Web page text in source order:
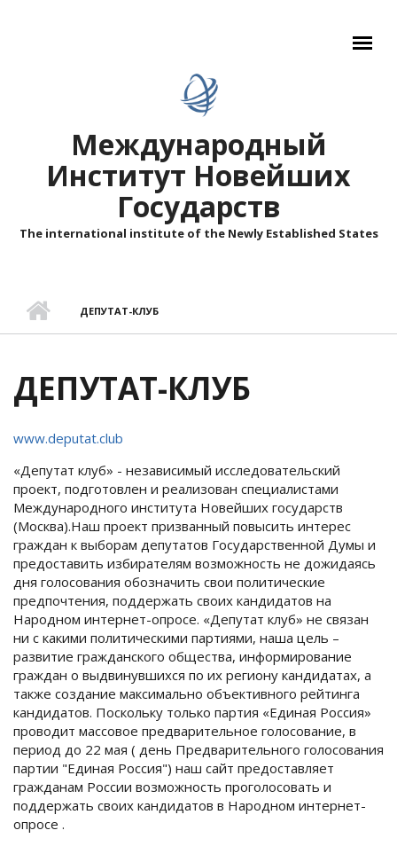
Международный
Институт Новейших
Государств
The international institute of the Newly Established States
ДЕПУТАТ-КЛУБ
ДЕПУТАТ-КЛУБ
www.deputat.club
«Депутат клуб» - независимый исследовательский
проект, подготовлен и реализован специалистами
Международного института Новейших государств
(Москва).Наш проект призванный повысить интерес
граждан к выборам депутатов Государственной Думы и
предоставить избирателям возможность не дожидаясь
дня голосования обозначить свои политические
предпочтения, поддержать своих кандидатов на
Народном интернет-опросе. «Депутат клуб» не связан
ни с какими политическими партиями, наша цель –
развитие гражданского общества, информирование
граждан о выдвинувшихся по их региону кандидатах, а
также создание максимально объективного рейтинга
кандидатов. Поскольку только партия «Единая Россия»
проводит массовое предварительное голосование, в
период до 22 мая ( день Предварительного голосования
партии "Единая Россия") наш сайт предоставляет
гражданам России возможность проголосовать и
поддержать своих кандидатов в Народном интернет-
опросе .